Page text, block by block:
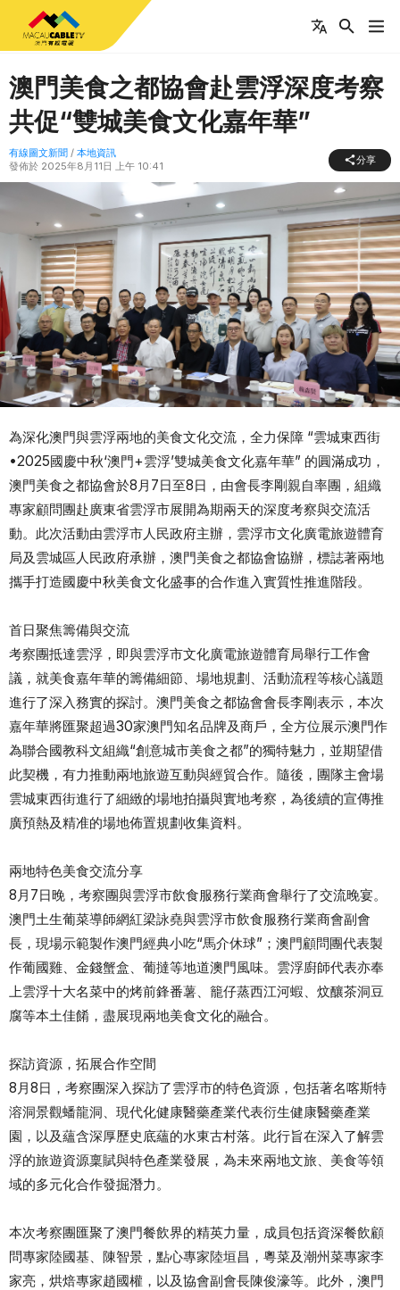
澳門美食之都協會赴雲浮深度考察
共促“雙城美食文化嘉年華”
有線圖文新聞 / 本地資訊
發佈於 2025年8月11日 上午 10:41
分享
為深化澳門與雲浮兩地的美食文化交流，全力保障 “雲城東西街
•2025國慶中秋‘澳門+雲浮’雙城美食文化嘉年華” 的圓滿成功，
澳門美食之都協會於8月7日至8日，由會長李剛親自率團，組織
專家顧問團赴廣東省雲浮市展開為期兩天的深度考察與交流活
動。此次活動由雲浮市人民政府主辦，雲浮市文化廣電旅遊體育
局及雲城區人民政府承辦，澳門美食之都協會協辦，標誌著兩地
攜手打造國慶中秋美食文化盛事的合作進入實質性推進階段。
首日聚焦籌備與交流
考察團抵達雲浮，即與雲浮市文化廣電旅遊體育局舉行工作會
議，就美食嘉年華的籌備細節、場地規劃、活動流程等核心議題
進行了深入務實的探討。澳門美食之都協會會長李剛表示，本次
嘉年華將匯聚超過30家澳門知名品牌及商戶，全方位展示澳門作
為聯合國教科文組織“創意城市美食之都”的獨特魅力，並期望借
此契機，有力推動兩地旅遊互動與經貿合作。隨後，團隊主會場
雲城東西街進行了細緻的場地拍攝與實地考察，為後續的宣傳推
廣預熱及精准的場地佈置規劃收集資料。
兩地特色美食交流分享
8月7日晚，考察團與雲浮市飲食服務行業商會舉行了交流晚宴。
澳門土生葡菜導師網紅梁詠堯與雲浮市飲食服務行業商會副會
長，現場示範製作澳門經典小吃“馬介休球”；澳門顧問團代表製
作葡國雞、金錢蟹盒、葡撻等地道澳門風味。雲浮廚師代表亦奉
上雲浮十大名菜中的烤前鋒番薯、籠仔蒸西江河蝦、炆釀茶洞豆
腐等本土佳餚，盡展現兩地美食文化的融合。
探訪資源，拓展合作空間
8月8日，考察團深入探訪了雲浮市的特色資源，包括著名喀斯特
溶洞景觀蟠龍洞、現代化健康醫藥產業代表衍生健康醫藥產業
園，以及蘊含深厚歷史底蘊的水東古村落。此行旨在深入了解雲
浮的旅遊資源稟賦與特色產業發展，為未來兩地文旅、美食等領
域的多元化合作發掘潛力。
本次考察團匯聚了澳門餐飲界的精英力量，成員包括資深餐飲顧
問專家陸國基、陳智景，點心專家陸垣昌，粵菜及潮州菜專家李
家亮，烘焙專家趙國權，以及協會副會長陳俊濠等。此外，澳門